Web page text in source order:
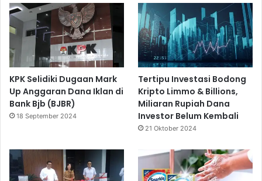
KPK Selidiki Dugaan Mark
Up Anggaran Dana Iklan di
Bank Bjb (BJBR)
18 September 2024
Tertipu Investasi Bodong
Kripto Limmo & Billions,
Miliaran Rupiah Dana
Investor Belum Kembali
21 Oktober 2024